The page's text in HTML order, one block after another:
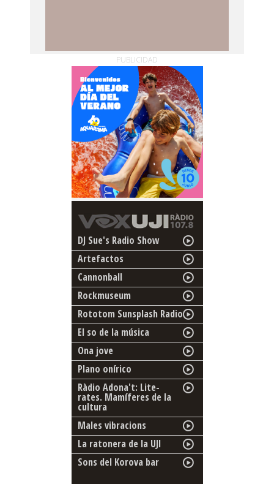
PUBLICIDAD
DJ Sue's Radio Show
Artefactos
Cannonball
Rockmuseum
Rototom Sunsplash Radio
El so de la música
Ona jove
Plano onírico
Ràdio Adona't: Lite-
rates. Mamíferes de la
cultura
Males vibracions
La ratonera de la UJI
Sons del Korova bar